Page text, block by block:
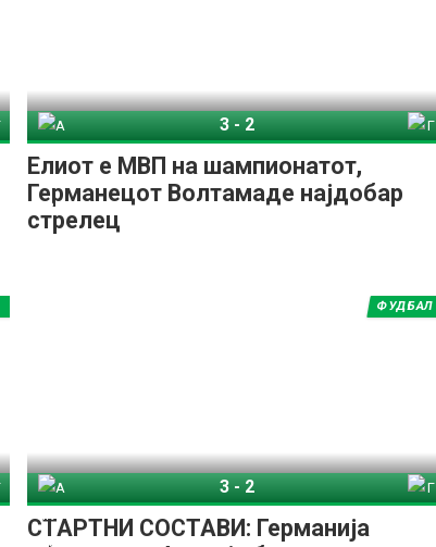
Елиот е МВП на шампионатот,
Германецот Волтамаде најдобар
стрелец
3-2
СТАРТНИ СОСТАВИ: Германија
ФУДБАЛ
3-2